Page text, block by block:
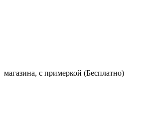
магазина, с примеркой (Бесплатно)